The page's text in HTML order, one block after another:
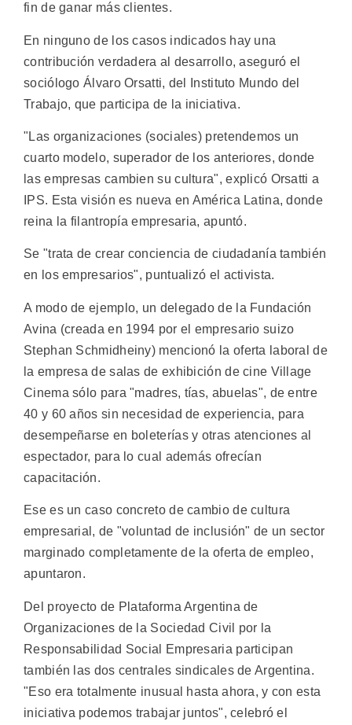
fin de ganar más clientes.
En ninguno de los casos indicados hay una
contribución verdadera al desarrollo, aseguró el
sociólogo Álvaro Orsatti, del Instituto Mundo del
Trabajo, que participa de la iniciativa.
"Las organizaciones (sociales) pretendemos un
cuarto modelo, superador de los anteriores, donde
las empresas cambien su cultura", explicó Orsatti a
IPS. Esta visión es nueva en América Latina, donde
reina la filantropía empresaria, apuntó.
Se "trata de crear conciencia de ciudadanía también
en los empresarios", puntualizó el activista.
A modo de ejemplo, un delegado de la Fundación
Avina (creada en 1994 por el empresario suizo
Stephan Schmidheiny) mencionó la oferta laboral de
la empresa de salas de exhibición de cine Village
Cinema sólo para "madres, tías, abuelas", de entre
40 y 60 años sin necesidad de experiencia, para
desempeñarse en boleterías y otras atenciones al
espectador, para lo cual además ofrecían
capacitación.
Ese es un caso concreto de cambio de cultura
empresarial, de "voluntad de inclusión" de un sector
marginado completamente de la oferta de empleo,
apuntaron.
Del proyecto de Plataforma Argentina de
Organizaciones de la Sociedad Civil por la
Responsabilidad Social Empresaria participan
también las dos centrales sindicales de Argentina.
"Eso era totalmente inusual hasta ahora, y con esta
iniciativa podemos trabajar juntos", celebró el